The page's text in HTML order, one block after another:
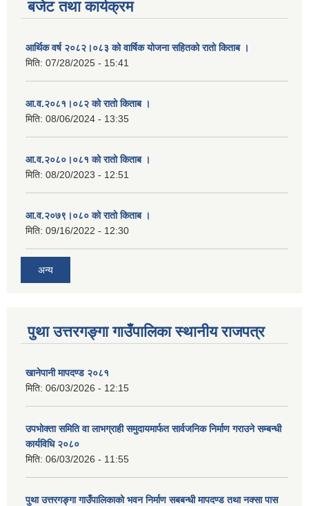
बजेट तथा कार्यक्रम
आर्थिक वर्ष २०८२।०८३ को वार्षिक योजना सहितको रातो किताब ।
मिति: 07/28/2025 - 15:41
आ.व.२०८१।०८२ को रातो किताब ।
मिति: 08/06/2024 - 13:35
आ.व.२०८०।०८१ को रातो किताब ।
मिति: 08/20/2023 - 12:51
आ.व.२०७९।०८० को रातो किताब ।
मिति: 09/16/2022 - 12:30
अन्य
पुथा उत्तरगङ्गा गाउँपालिका स्थानीय राजपत्र
खानेपानी मापदण्ड २०८१
मिति: 06/03/2026 - 12:15
उपभोक्ता समिति वा लाभग्राही समुदायमार्फत सार्वजनिक निर्माण गराउने सम्बन्धी
कार्यविधि २०८०
मिति: 06/03/2026 - 11:55
पुथा उत्तरगङ्गा गाउँपालिकाको भवन निर्माण सबबन्धी मापदण्ड तथा नक्सा पास